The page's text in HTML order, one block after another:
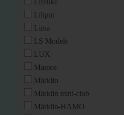
Lifelike
Liliput
Lima
LS Models
LUX
Mamos
Märklin
Märklin mini-club
Märklin-HAMO